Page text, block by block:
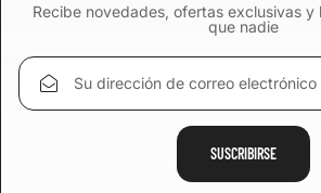
Recibe novedades, ofertas exclusivas y
que nadie